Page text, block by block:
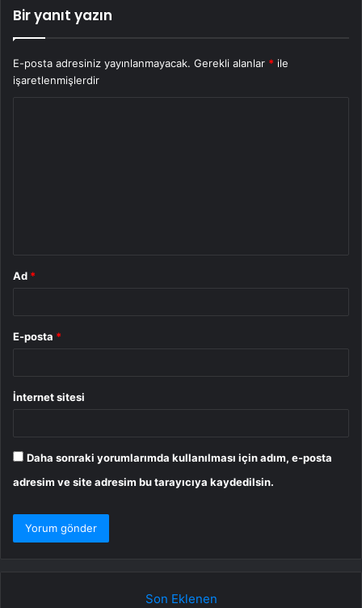
Bir yanıt yazın
E-posta adresiniz yayınlanmayacak. Gerekli alanlar * ile
işaretlenmişlerdir
Ad *
E-posta *
İnternet sitesi
Daha sonraki yorumlarımda kullanılması için adım, e-posta
adresim ve site adresim bu tarayıcıya kaydedilsin.
Son Eklenen